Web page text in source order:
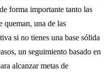
forma importante tanto las
queman, una de las
si no tienes una base sólida
un seguimiento basado en
alcanzar metas de